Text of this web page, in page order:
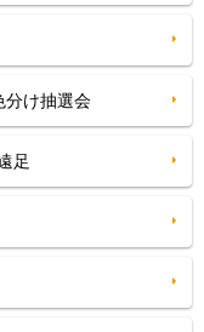
け抽選会
足